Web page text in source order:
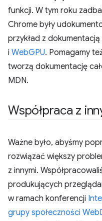
funkcji. W tym roku
Chrome były
przykład z
i WebGPU. Pomagamy
tworzą dokumentację
MDN.
Współpraca z
Ważne było, abyśmy
rozwiązać większy
z innymi.
produkujących
w ramach konferencji
grupy społeczności